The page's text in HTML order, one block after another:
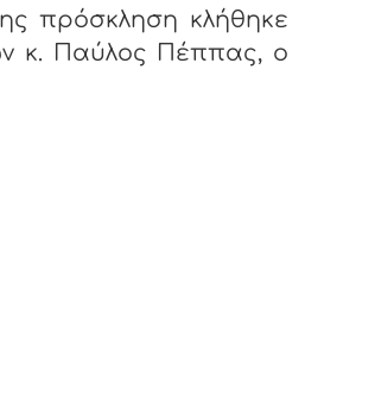
πρόσκληση κλήθηκε
κ. Παύλος Πέππας, ο